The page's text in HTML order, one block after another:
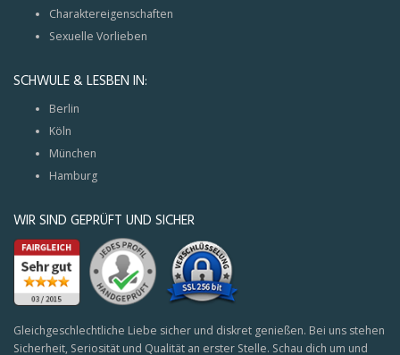
Charaktereigenschaften
Sexuelle Vorlieben
SCHWULE & LESBEN IN:
Berlin
Köln
München
Hamburg
WIR SIND GEPRÜFT UND SICHER
Gleichgeschlechtliche Liebe sicher und diskret genießen. Bei uns stehen
Sicherheit, Seriosität und Qualität an erster Stelle. Schau dich um und